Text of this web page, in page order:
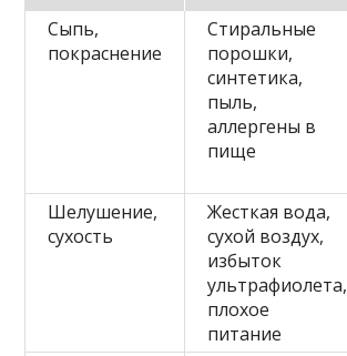
Сыпь,
покраснение
Стиральные
порошки,
синтетика,
пыль,
аллергены в
пище
Шелушение,
сухость
Жесткая вода,
сухой воздух,
избыток
ультрафиолета,
плохое
питание